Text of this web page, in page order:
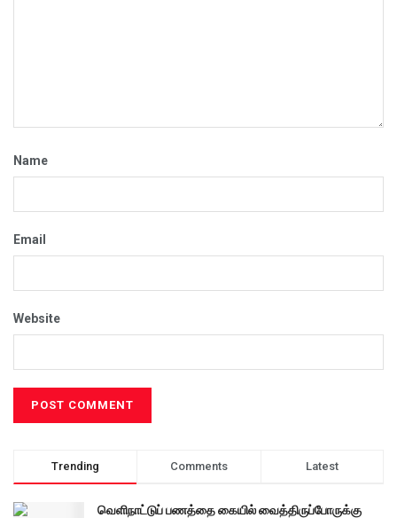
Name
Email
Website
Trending Comments Latest
வெளிநாட்டுப் பணத்தை கையில் வைத்திருப்போருக்கு